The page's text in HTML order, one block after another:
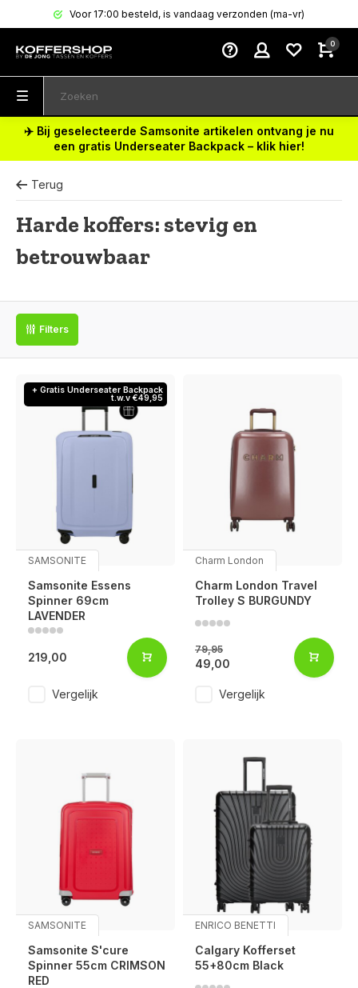
Voor 17:00 besteld, is vandaag verzonden (ma-vr)
0
✈️ Bij geselecteerde Samsonite artikelen ontvang je nu
een gratis Underseater Backpack – klik hier!
Terug
Harde koffers: stevig en
betrouwbaar
Filters
+ Gratis Underseater Backpack
t.w.v €49,95
SAMSONITE
Samsonite Essens
Spinner 69cm
LAVENDER
219,00
Vergelijk
Charm London
Charm London Travel
Trolley S BURGUNDY
79,95
49,00
Vergelijk
SAMSONITE
Samsonite S'cure
Spinner 55cm CRIMSON
RED
ENRICO BENETTI
Calgary Kofferset
55+80cm Black